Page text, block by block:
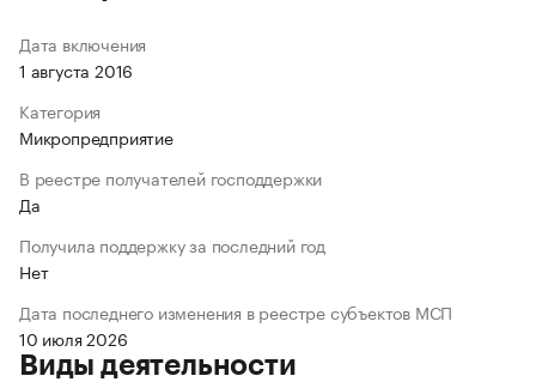
Дата включения
1 августа 2016
Категория
Микропредприятие
В реестре получателей господдержки
Да
Получила поддержку за последний год
Нет
Дата последнего изменения в реестре субъектов МСП
10 июля 2026
Виды деятельности